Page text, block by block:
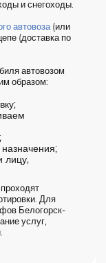
и снегоходы.
автовоза(или
(доставка по
автовозом
образом:
лицу,
Для
Белогорск-
услуг,